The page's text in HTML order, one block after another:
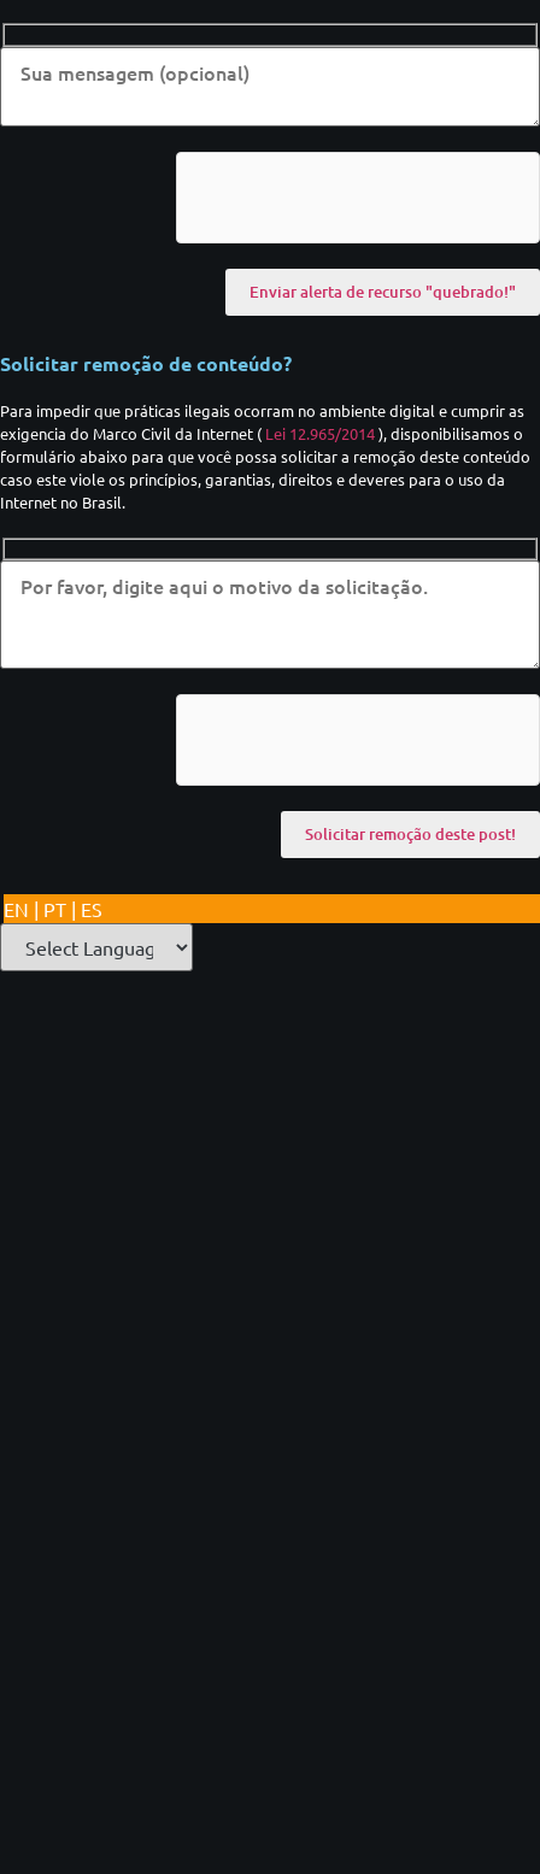
Solicitar remoção de conteúdo?
Para impedir que práticas ilegais ocorram no ambiente digital e cumprir as
exigencia do Marco Civil da Internet ( Lei 12.965/2014), disponibilisamos o
formulário abaixo para que você possa solicitar a remoção deste conteúdo
caso este viole os princípios, garantias, direitos e deveres para o uso da
Internet no Brasil.
EN | PT | ES